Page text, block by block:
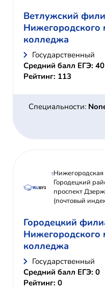
Ветлужский
Нижегородского
колледжа
Государственный
Средний балл ЕГЭ: 40
Рейтинг: 113
Специальности:
Нижегородская
Городецкий
проспект
(почтовый
Городецкий
Нижегородского
колледжа
Государственный
Средний балл ЕГЭ: 0
Рейтинг: 0